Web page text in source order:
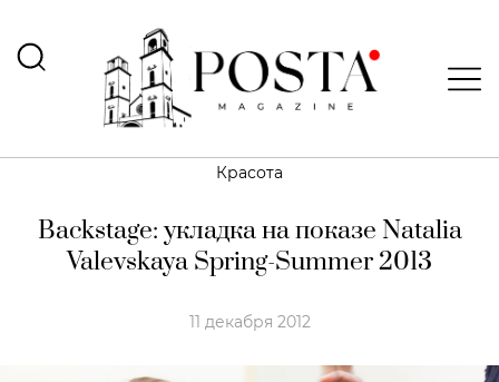
Красота
Backstage: укладка на показе Natalia
Valevskaya Spring-Summer 2013
11 декабря 2012